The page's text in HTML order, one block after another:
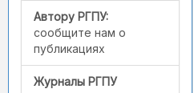
Автору РГПУ:
сообщите нам о
публикациях
Журналы РГПУ